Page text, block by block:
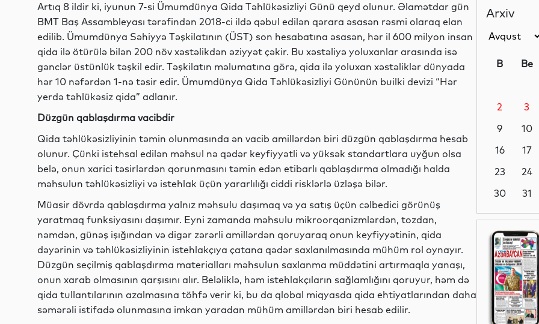
Artıq 8 ildir ki, iyunun 7-si Ümumdünya Qida Təhlükəsizliyi Günü qeyd olunur. Əlamətdar gün
BMT Baş Assambleyası tərəfindən 2018-ci ildə qəbul edilən qərara əsasən rəsmi olaraq elan
edilib. Ümumdünya Səhiyyə Təşkilatının (ÜST) son hesabatına əsasən, hər il 600 milyon insan
qida ilə ötürülə bilən 200 növ xəstəlikdən əziyyət çəkir. Bu xəstəliyə yoluxanlar arasında isə
gənclər üstünlük təşkil edir. Təşkilatın məlumatına görə, qida ilə yoluxan xəstəliklər dünyada
hər 10 nəfərdən 1-nə təsir edir. Ümumdünya Qida Təhlükəsizliyi Gününün builki devizi “Hər
yerdə təhlükəsiz qida” adlanır.
Düzgün qablaşdırma vacibdir
Qida təhlükəsizliyinin təmin olunmasında ən vacib amillərdən biri düzgün qablaşdırma hesab
olunur. Çünki istehsal edilən məhsul nə qədər keyfiyyətli və yüksək standartlara uyğun olsa
belə, onun xarici təsirlərdən qorunmasını təmin edən etibarlı qablaşdırma olmadığı halda
məhsulun təhlükəsizliyi və istehlak üçün yararlılığı ciddi risklərlə üzləşə bilər.
Müasir dövrdə qablaşdırma yalnız məhsulu daşımaq və ya satış üçün cəlbedici görünüş
yaratmaq funksiyasını daşımır. Eyni zamanda məhsulu mikroorqanizmlərdən, tozdan,
nəmdən, günəş işığından və digər zərərli amillərdən qoruyaraq onun keyfiyyətinin, qida
dəyərinin və təhlükəsizliyinin istehlakçıya çatana qədər saxlanılmasında mühüm rol oynayır.
Düzgün seçilmiş qablaşdırma materialları məhsulun saxlanma müddətini artırmaqla yanaşı,
onun xarab olmasının qarşısını alır. Beləliklə, həm istehlakçıların sağlamlığını qoruyur, həm də
qida tullantılarının azalmasına töhfə verir ki, bu da qlobal miqyasda qida ehtiyatlarından daha
səmərəli istifadə olunmasına imkan yaradan mühüm amillərdən biri hesab edilir.
Siyasət
Dünya
Dünya
Dünya
Arxiv
B Be
2
3
9
10
16
17
23
24
30
31